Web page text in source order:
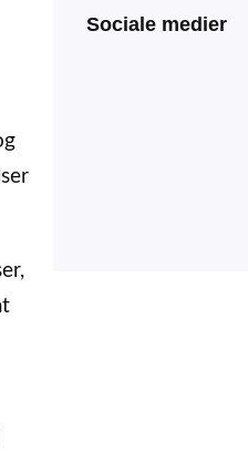
Sociale medier